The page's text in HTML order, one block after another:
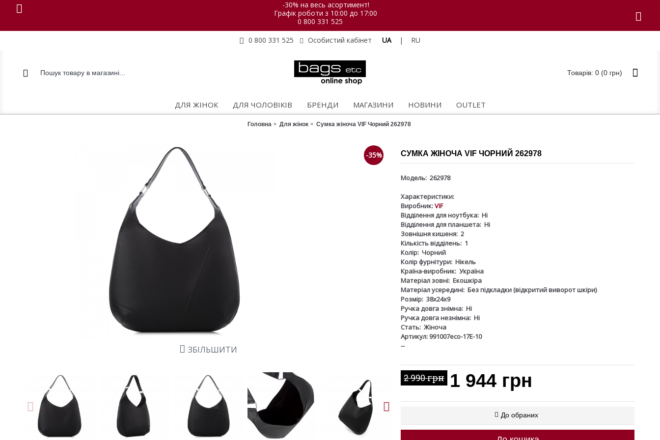
-30% на весь асортимент!
Графік роботи з 10:00 до 17:00
0 800 331 525
0 800 331 525
Особистий кабінет UA | RU
Товарів: 0 (0 грн)
ДЛЯ ЖІНОК ДЛЯ ЧОЛОВІКІВ БРЕНДИ МАГАЗИНИ НОВИНИ OUTLET
Головна Для жінок Сумка жіноча VIF Чорний 262978
-35%
ЗБІЛЬШИТИ
СУМКА ЖІНОЧА VIF ЧОРНИЙ 262978
Модель: 262978
Характеристики:
Виробник:VIF
Відділення для ноутбука: Ні
Відділення для планшета: Ні
Зовнішня кишеня: 2
Кількість відділень: 1
Колір: Чорний
Колір фурнітури: Нікель
Країна-виробник: Україна
Матеріал зовні: Екошкіра
Матеріал усередині: Без підкладки (відкритий виворот шкіри)
Розмір: 38х24х9
Ручка довга знімна: Ні
Ручка довга незнімна: Ні
Стать: Жіноча
Артикул: 991007eco-17Е-10
--
2 990 грн 1 944 грн
До обраних